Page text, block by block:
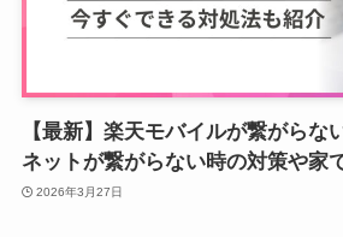
【最新】楽天モバイルが繋がらな
ネットが繋がらない時の対策や家
2026年3月27日